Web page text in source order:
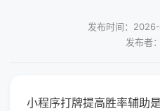
发布时间：
发布者
小程序打牌提高胜率辅助